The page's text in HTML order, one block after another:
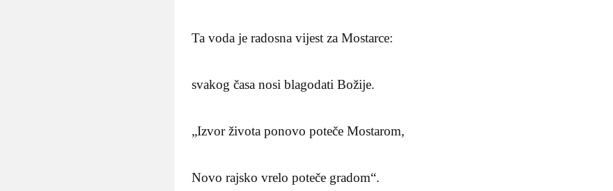
Ta voda je radosna vijest za Mostarce:
svakog časa nosi blagodati Božije.
„Izvor života ponovo poteče Mostarom,
Novo rajsko vrelo poteče gradom“.